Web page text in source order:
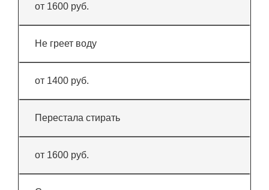
от 1600 руб.
Не греет воду
от 1400 руб.
Перестала стирать
от 1600 руб.